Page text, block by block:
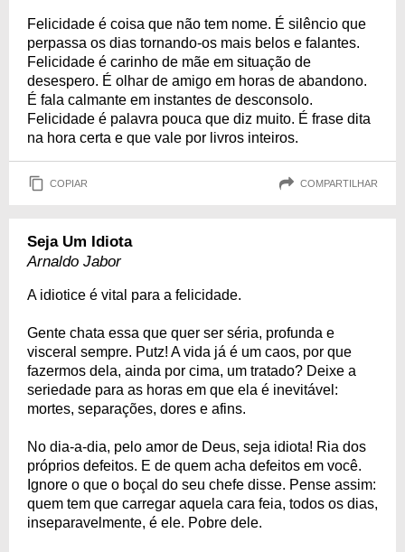
Felicidade é coisa que não tem nome. É silêncio que
perpassa os dias tornando-os mais belos e falantes.
Felicidade é carinho de mãe em situação de
desespero. É olhar de amigo em horas de abandono.
É fala calmante em instantes de desconsolo.
Felicidade é palavra pouca que diz muito. É frase dita
na hora certa e que vale por livros inteiros.
COPIAR COMPARTILHAR
Seja Um Idiota
Arnaldo Jabor
A idiotice é vital para a felicidade.
Gente chata essa que quer ser séria, profunda e
visceral sempre. Putz! A vida já é um caos, por que
fazermos dela, ainda por cima, um tratado? Deixe a
seriedade para as horas em que ela é inevitável:
mortes, separações, dores e afins.
No dia-a-dia, pelo amor de Deus, seja idiota! Ria dos
próprios defeitos. E de quem acha defeitos em você.
Ignore o que o boçal do seu chefe disse. Pense assim:
quem tem que carregar aquela cara feia, todos os dias,
inseparavelmente, é ele. Pobre dele.